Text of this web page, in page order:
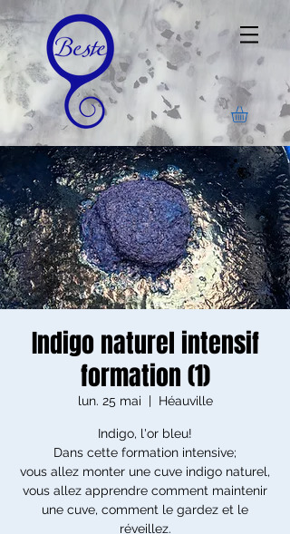
Indigo naturel intensif
formation (1)
lun. 25 mai
  |
Héauville
Indigo, l'or bleu!
Dans cette formation intensive;
vous allez monter une cuve indigo naturel,
vous allez apprendre comment maintenir
une cuve, comment le gardez et le
réveillez.